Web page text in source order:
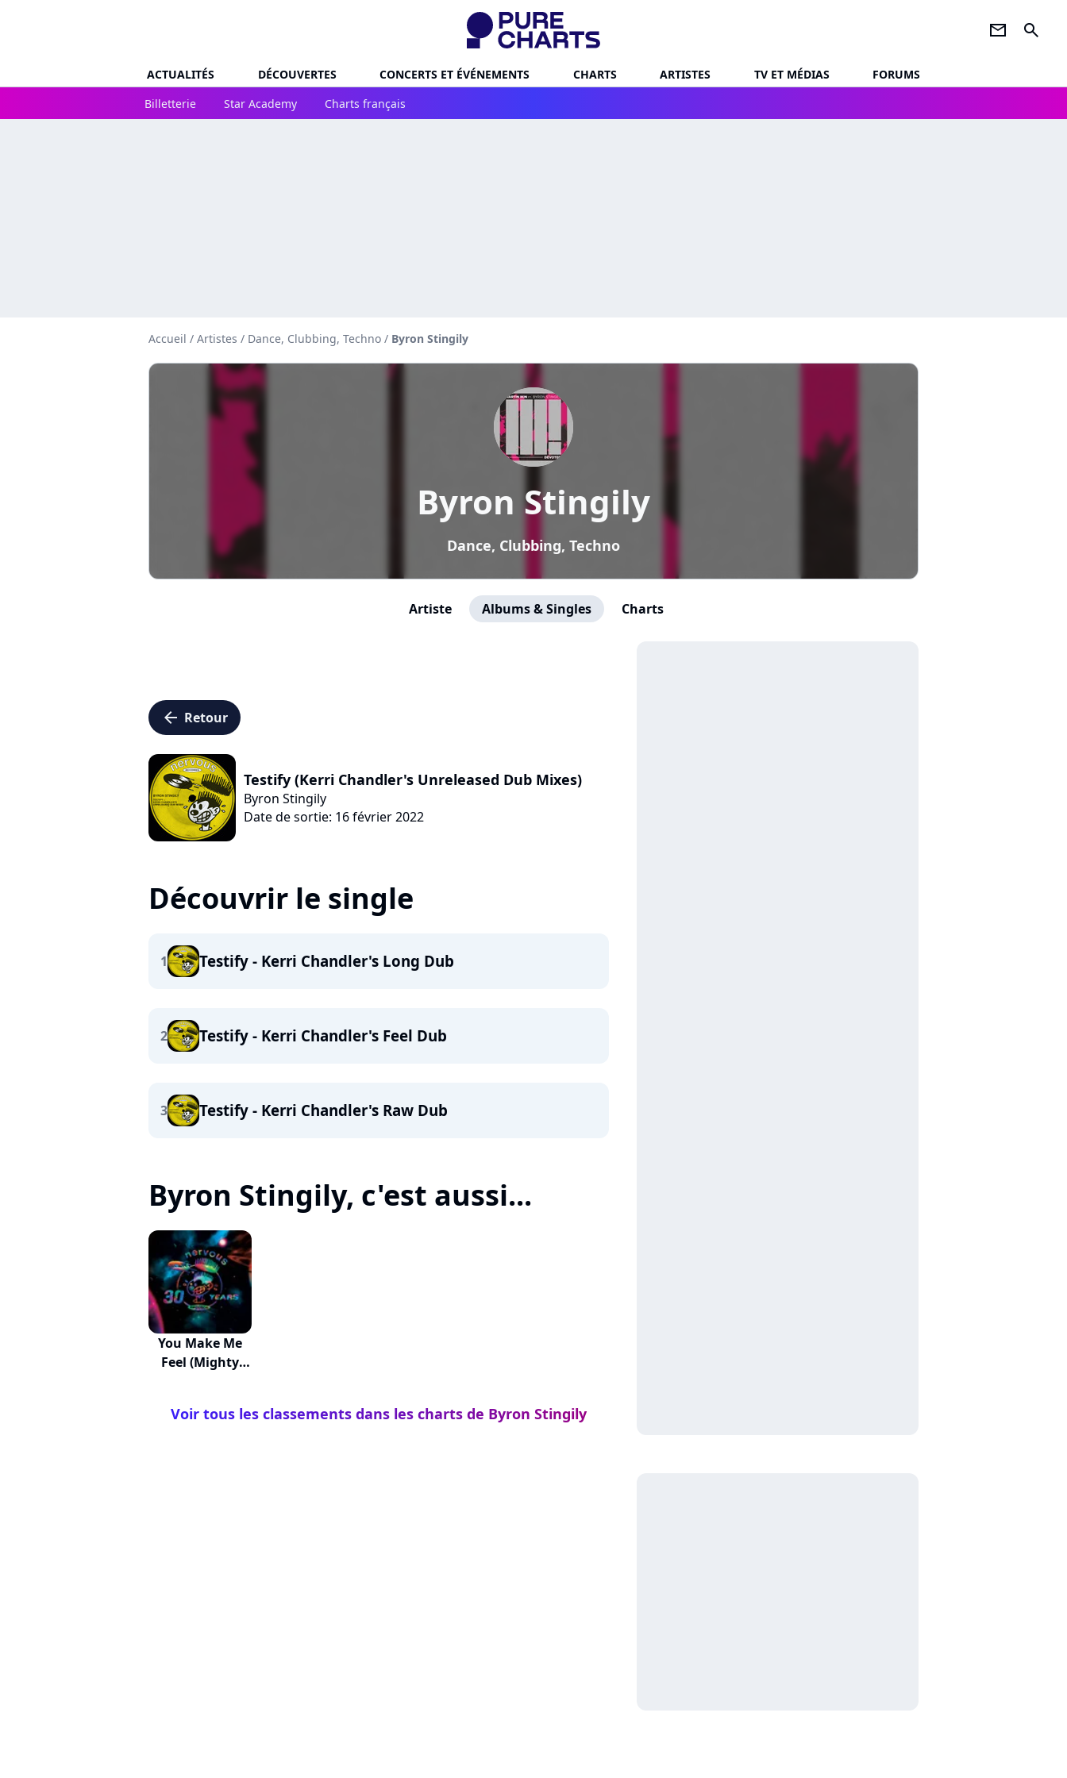
newsletter search
ACTUALITÉS DÉCOUVERTES CONCERTS ET ÉVÉNEMENTS CHARTS ARTISTES TV ET MÉDIAS
FORUMS
Billetterie
Star Academy Charts français
Accueil / Artistes / Dance, Clubbing, Techno / Byron Stingily
Byron Stingily
Dance, Clubbing, Techno
Artiste Albums & Singles Charts
arrow_left Retour
Testify (Kerri Chandler's Unreleased Dub Mixes)
Byron Stingily
Date de sortie: 16 février 2022
Découvrir le single
1 Testify - Kerri Chandler's Long Dub
2 Testify - Kerri Chandler's Feel Dub
3 Testify - Kerri Chandler's Raw Dub
Byron Stingily, c'est aussi...
You Make Me
Feel (Mighty
Voir tous les classements dans les charts de Byron Stingily